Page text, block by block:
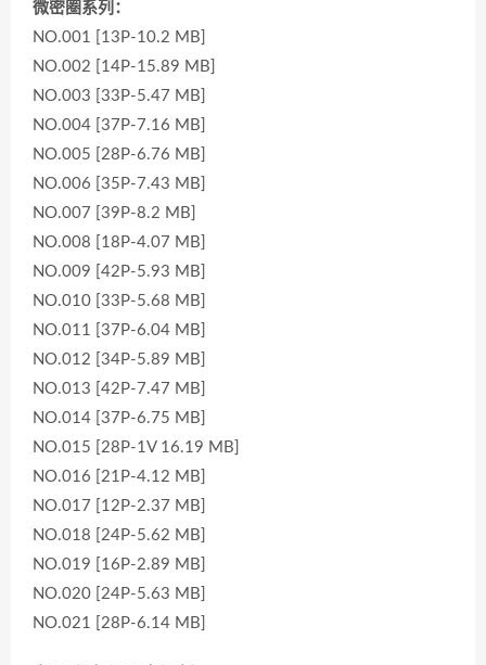
微密圈系列：
NO.001 [13P-10.2 MB]
NO.002 [14P-15.89 MB]
NO.003 [33P-5.47 MB]
NO.004 [37P-7.16 MB]
NO.005 [28P-6.76 MB]
NO.006 [35P-7.43 MB]
NO.007 [39P-8.2 MB]
NO.008 [18P-4.07 MB]
NO.009 [42P-5.93 MB]
NO.010 [33P-5.68 MB]
NO.011 [37P-6.04 MB]
NO.012 [34P-5.89 MB]
NO.013 [42P-7.47 MB]
NO.014 [37P-6.75 MB]
NO.015 [28P-1V 16.19 MB]
NO.016 [21P-4.12 MB]
NO.017 [12P-2.37 MB]
NO.018 [24P-5.62 MB]
NO.019 [16P-2.89 MB]
NO.020 [24P-5.63 MB]
NO.021 [28P-6.14 MB]